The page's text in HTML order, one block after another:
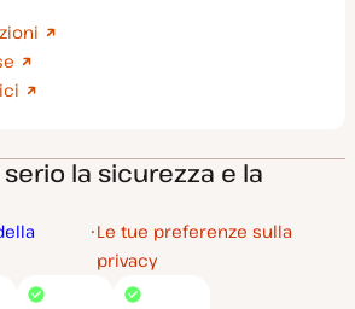
la sicurezza e la
Le tue preferenze sulla
privacy